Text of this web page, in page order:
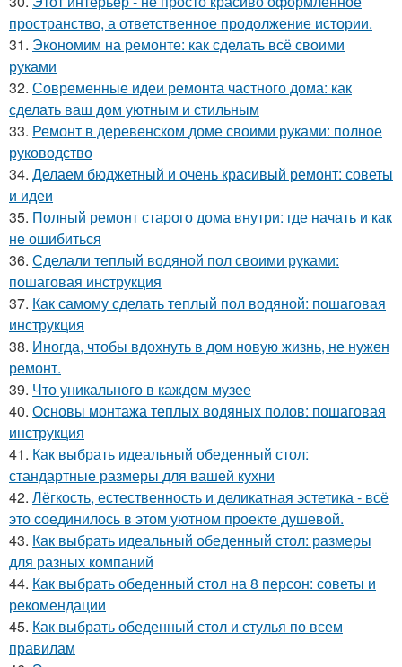
пространство, а ответственное продолжение истории.
31. Экономим на ремонте: как сделать всё своими
руками
32. Современные идеи ремонта частного дома: как
сделать ваш дом уютным и стильным
33. Ремонт в деревенском доме своими руками: полное
руководство
34. Делаем бюджетный и очень красивый ремонт: советы
и идеи
35. Полный ремонт старого дома внутри: где начать и как
не ошибиться
36. Сделали теплый водяной пол своими руками:
пошаговая инструкция
37. Как самому сделать теплый пол водяной: пошаговая
инструкция
38. Иногда, чтобы вдохнуть в дом новую жизнь, не нужен
ремонт.
39. Что уникального в каждом музее
40. Основы монтажа теплых водяных полов: пошаговая
инструкция
41. Как выбрать идеальный обеденный стол:
стандартные размеры для вашей кухни
42. Лёгкость, естественность и деликатная эстетика - всё
это соединилось в этом уютном проекте душевой.
43. Как выбрать идеальный обеденный стол: размеры
для разных компаний
44. Как выбрать обеденный стол на 8 персон: советы и
рекомендации
45. Как выбрать обеденный стол и стулья по всем
правилам